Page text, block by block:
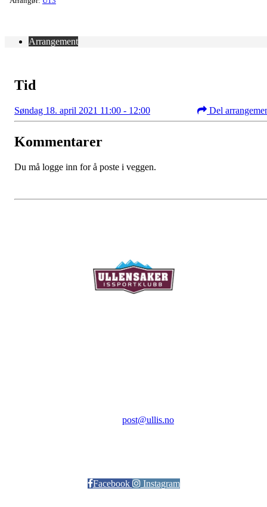
Arrangement
Tid
Søndag 18. april 2021 11:00 - 12:00 Del
Kommentarer
Du må logge inn for å poste i veggen.
post@ullis.no
Facebook Instagram